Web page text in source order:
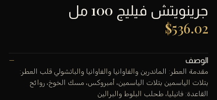
جرينويتش فيليج 100 مل
$536.02
الوصف
مقدمة العطر: الماندرين والفاوانيا والفاوانيا والباتشولي قلب العطر:
بتلات الياسمين بتلات الياسمين، أمبروكس، مسك الخوخ، روائح
القاعدة: فانيليا، طحلب البلوط والبرالين